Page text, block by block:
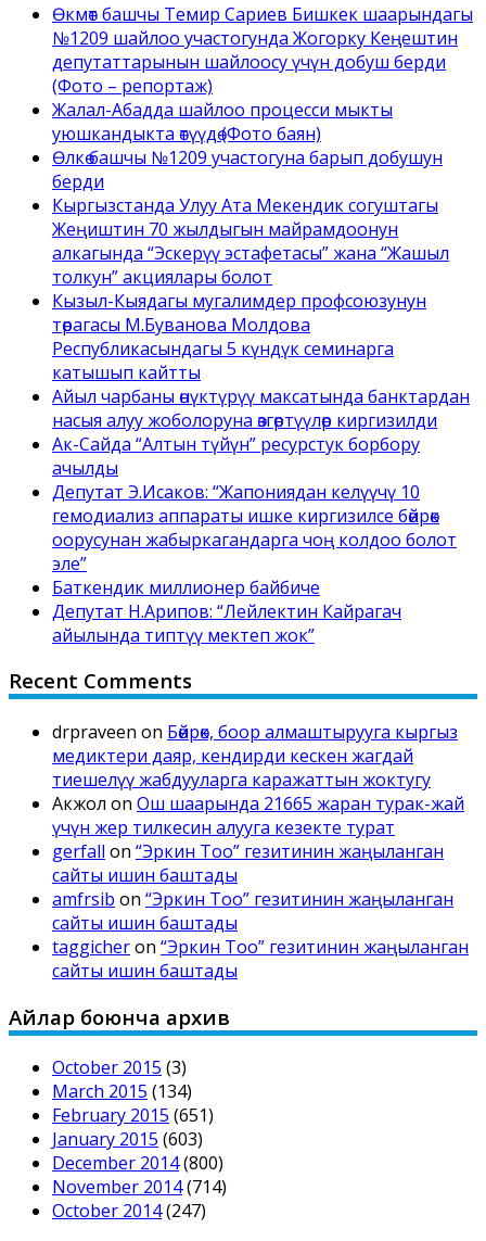
Өкмөт башчы Темир Сариев Бишкек шаарындагы
№1209 шайлоо участогунда Жогорку Кеңештин
депутаттарынын шайлоосу үчүн добуш берди
(Фото – репортаж)
Жалал-Абадда шайлоо процесси мыкты
уюшкандыкта өтүүдө (Фото баян)
Өлкө башчы №1209 участогуна барып добушун
берди
Кыргызстанда Улуу Ата Мекендик согуштагы
Жеңиштин 70 жылдыгын майрамдоонун
алкагында “Эскерүү эстафетасы” жана “Жашыл
толкун” акциялары болот
Кызыл-Кыядагы мугалимдер профсоюзунун
төрагасы М.Буванова Молдова
Республикасындагы 5 күндүк семинарга
катышып кайтты
Айыл чарбаны өнүктүрүү максатында банктардан
насыя алуу жоболоруна өзгөртүүлөр киргизилди
Ак-Сайда “Алтын түйүн” ресурстук борбору
ачылды
Депутат Э.Исаков: “Жапониядан келүүчү 10
гемодиализ аппараты ишке киргизилсе бөйрөк
оорусунан жабыркагандарга чоң колдоо болот
эле”
Баткендик миллионер байбиче
Депутат Н.Арипов: “Лейлектин Кайрагач
айылында типтүү мектеп жок”
Recent Comments
drpraveen on Бөйрөк, боор алмаштырууга кыргыз
медиктери даяр, кендирди кескен жагдай
тиешелүү жабдууларга каражаттын жоктугу
Акжол on Ош шаарында 21665 жаран турак-жай
үчүн жер тилкесин алууга кезекте турат
gerfall on “Эркин Тоо” гезитинин жаңыланган
сайты ишин баштады
amfrsib on “Эркин Тоо” гезитинин жаңыланган
сайты ишин баштады
taggicheron “Эркин Тоо” гезитинин жаңыланган
сайты ишин баштады
Айлар боюнча архив
October 2015 (3)
March 2015 (134)
February 2015 (651)
January 2015 (603)
December 2014(800)
November 2014(714)
October 2014(247)